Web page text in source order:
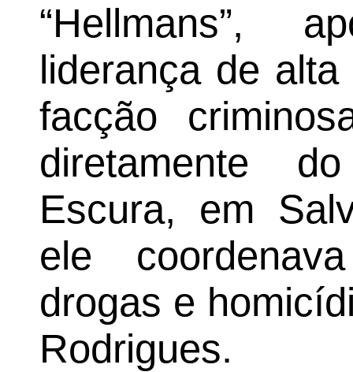
“Hellmans”,
liderança de
facção
diretamente
Escura, em
ele
drogas e
Rodrigues.